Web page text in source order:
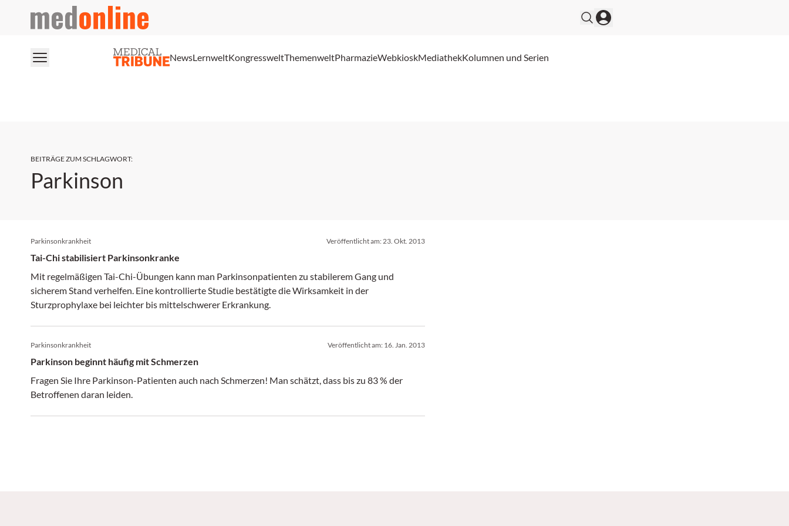
medonline
NewsLernweltKongressweltThemenweltPharmazieWebkioskMediathekKolumnen und Serien
BEITRÄGE ZUM SCHLAGWORT:
Parkinson
Parkinsonkrankheit Veröffentlicht am:23. Okt. 2013
Tai-Chi stabilisiert Parkinsonkranke
Mit regelmäßigen Tai-Chi-Übungen kann man Parkinsonpatienten zu stabilerem Gang und
sicherem Stand verhelfen. Eine kontrollierte Studie bestätigte die Wirksamkeit in der
Sturzprophylaxe bei leichter bis mittelschwerer Erkrankung.
Parkinsonkrankheit Veröffentlicht am: 16. Jan. 2013
Parkinson beginnt häufig mit Schmerzen
Fragen Sie Ihre Parkinson-Patienten auch nach Schmerzen! Man schätzt, dass bis zu 83 % der
Betroffenen daran leiden.